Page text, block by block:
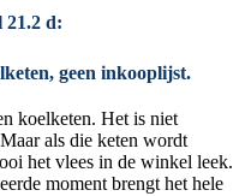
d:
geen inkooplijst.
koelketen. Het is niet
als die keten wordt
het vlees in de winkel leek.
moment brengt het hele